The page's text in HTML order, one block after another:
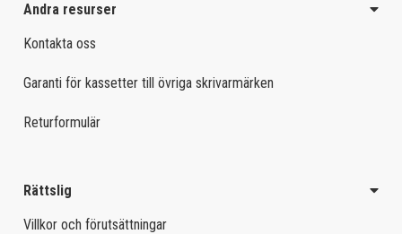
Andra resurser
Kontakta oss
Garanti för kassetter till övriga skrivarmärken
Returformulär
Rättslig
Villkor och förutsättningar